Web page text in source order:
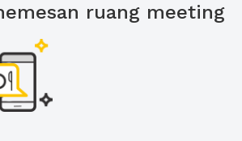
ruang meeting